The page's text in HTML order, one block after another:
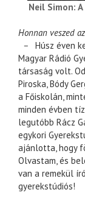
Neil Simon:
Honnan veszed
– Húsz éven
Magyar Rádió
társaság volt.
Piroska, Bódy
a Főiskolán,
minden évben
legutóbb Rácz
egykori
ajánlotta, hogy
Olvastam, és
van a remekül
gyerekstúdiós!